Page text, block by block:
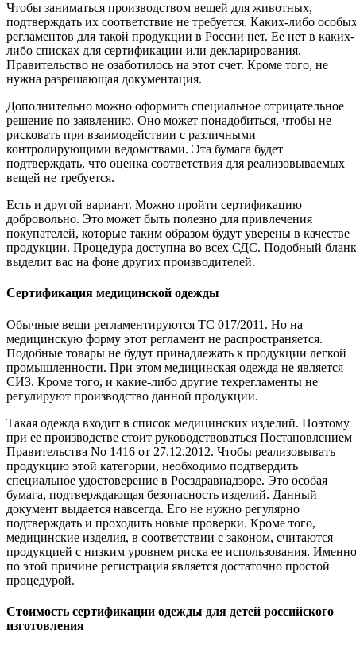
Чтобы заниматься производством вещей для животных,
подтверждать их соответствие не требуется. Каких-либо
регламентов для такой продукции в России нет. Ее нет в каких-
либо списках для сертификации или декларирования.
Правительство не озаботилось на этот счет. Кроме того, не
нужна разрешающая документация.
Дополнительно можно оформить специальное отрицательное
решение по заявлению. Оно может понадобиться, чтобы не
рисковать при взаимодействии с различными
контролирующими ведомствами. Эта бумага будет
подтверждать, что оценка соответствия для реализовываемых
вещей не требуется.
Есть и другой вариант. Можно пройти сертификацию
добровольно. Это может быть полезно для привлечения
покупателей, которые таким образом будут уверены в качестве
продукции. Процедура доступна во всех СДС. Подобный бланк
выделит вас на фоне других производителей.
Сертификация медицинской одежды
Обычные вещи регламентируются ТС 017/2011. Но на
медицинскую форму этот регламент не распространяется.
Подобные товары не будут принадлежать к продукции легкой
промышленности. При этом медицинская одежда не является
СИЗ. Кроме того, и какие-либо другие техрегламенты не
регулируют производство данной продукции.
Такая одежда входит в список медицинских изделий. Поэтому
при ее производстве стоит руководствоваться Постановлением
Правительства No 1416 от 27.12.2012. Чтобы реализовывать
продукцию этой категории, необходимо подтвердить
специальное удостоверение в Росздравнадзоре. Это особая
бумага, подтверждающая безопасность изделий. Данный
документ выдается навсегда. Его не нужно регулярно
подтверждать и проходить новые проверки. Кроме того,
медицинские изделия, в соответствии с законом, считаются
продукцией с низким уровнем риска ее использования. Именно
по этой причине регистрация является достаточно простой
процедурой.
Стоимость сертификации одежды для детей российского
изготовления